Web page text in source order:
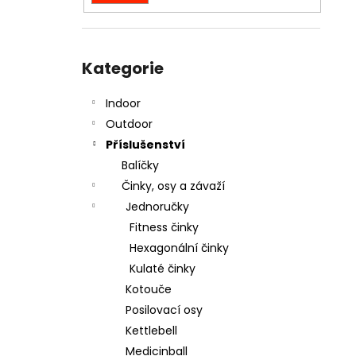
kategorie
Kategorie
Indoor
Outdoor
Příslušenství
Balíčky
Činky, osy a závaží
Jednoručky
Fitness činky
Hexagonální činky
Kulaté činky
Kotouče
Posilovací osy
Kettlebell
Medicinball
NÍZKÉ BRADLA STALKY XS 5CM
699 Kč